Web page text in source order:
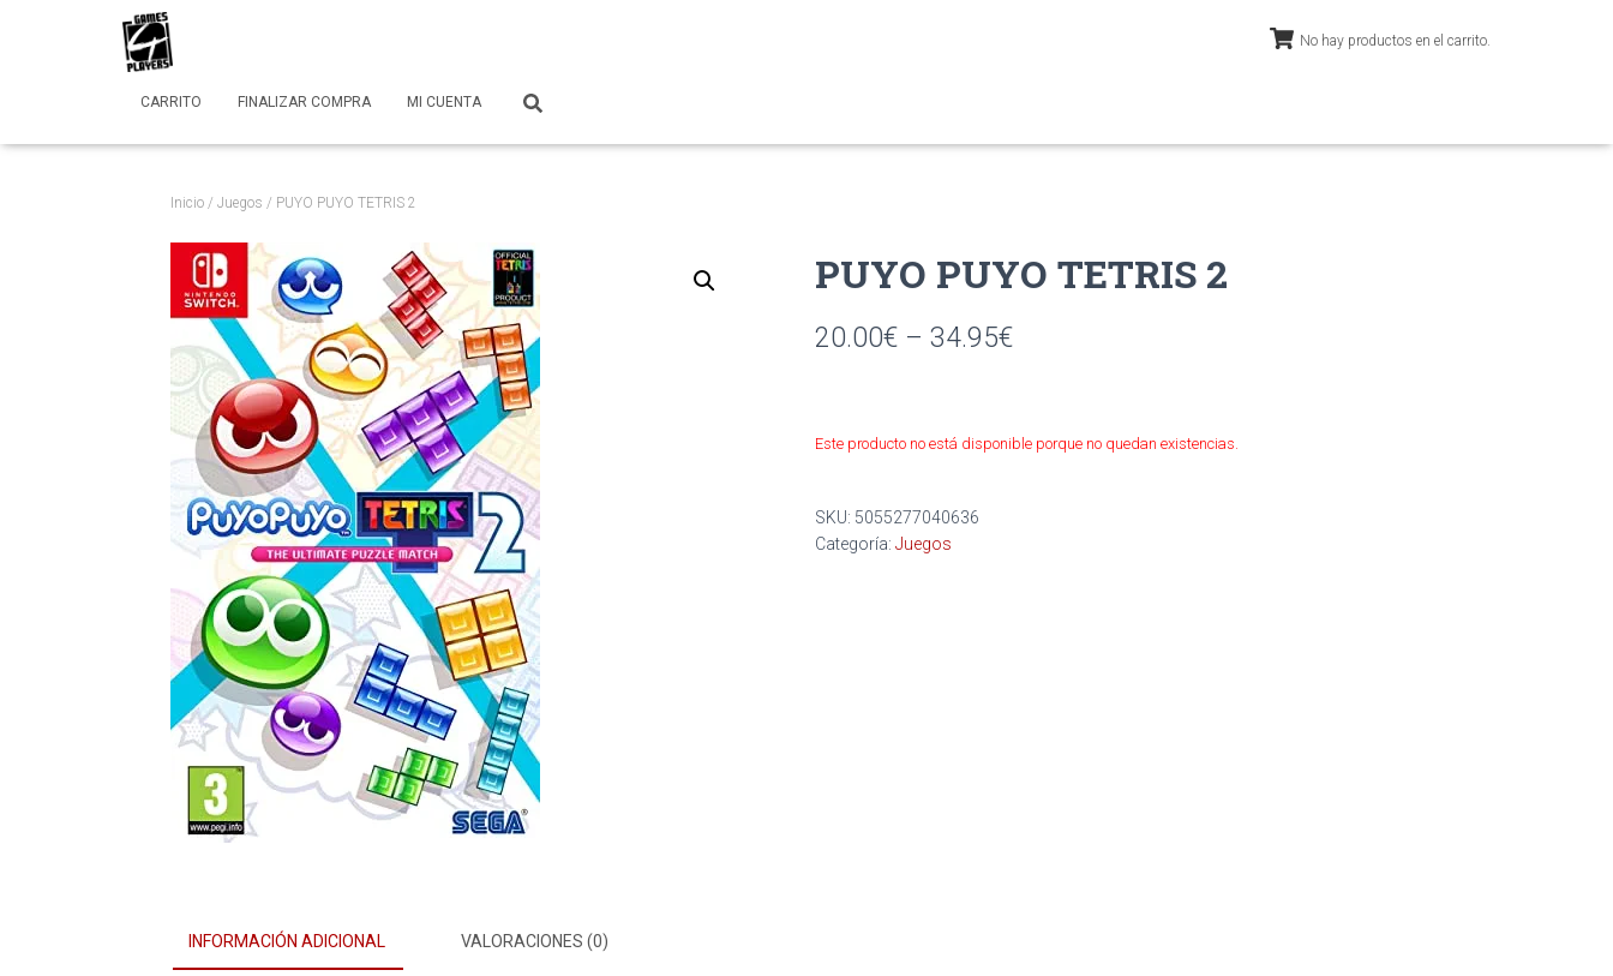
No hay productos en el carrito.
CARRITO FINALIZAR COMPRA MI CUENTA
Inicio / Juegos / PUYO PUYO TETRIS 2
PUYO PUYO TETRIS 2
20.00€ – 34.95€
Este producto no está disponible porque no quedan existencias.
SKU: 5055277040636
Categoría: Juegos
INFORMACIÓN ADICIONAL VALORACIONES (0)